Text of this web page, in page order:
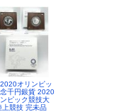
オリンピッ
千円銀貨 2020
ピック競技大
上競技 完未品